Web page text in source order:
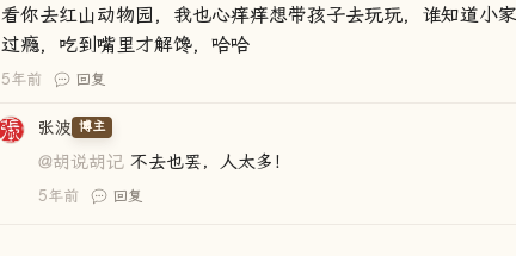
看你去红山动物园，我也心痒痒想带孩子去玩玩，谁知道小
过瘾，吃到嘴里才解馋，哈哈
5年前 回复
张波 博主
@胡说胡记 不去也罢，人太多！
5年前 回复